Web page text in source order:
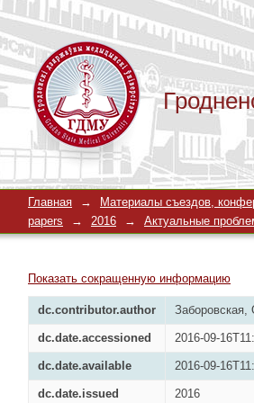
Реализация
информационных
Главная →
Материалы съездов,
papers
→ 2016 → Актуальные
Показать сокращенную информацию
dc.contributor.author
dc.date.accessioned 2016-09-
dc.date.available 2016-09-
dc.date.issued 2016